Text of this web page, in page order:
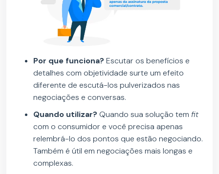
Por que funciona? Escutar os benefícios e
detalhes com objetividade surte um efeito
diferente de escutá-los pulverizados nas
negociações e conversas.
Quando utilizar?Quando sua solução tem fit
com o consumidor e você precisa apenas
relembrá-lo dos pontos que estão negociando.
Também é útil em negociações mais longas e
complexas.